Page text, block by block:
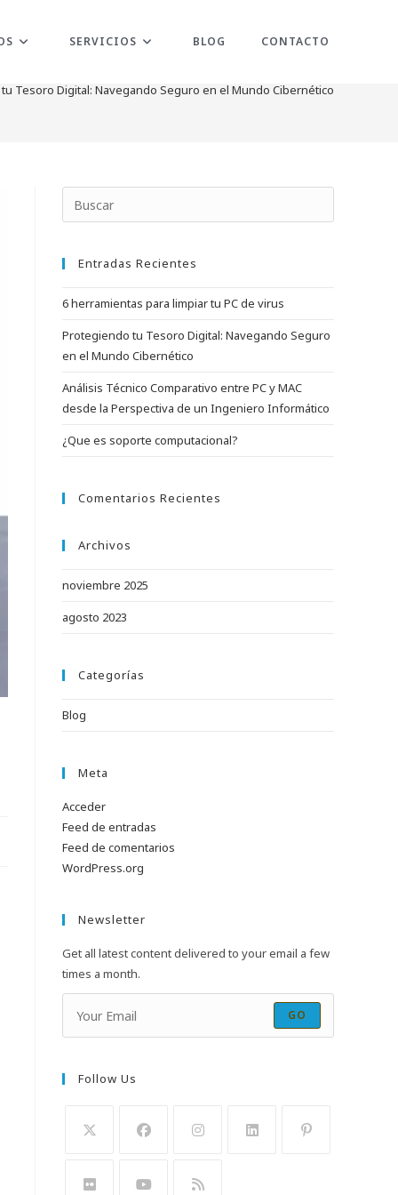
SERVICIOS BLOG CONTACTO
Tesoro Digital: Navegando Seguro en el Mundo Cibernético
Escape
Entradas Recientes
6 herramientas para limpiar tu PC de virus
Protegiendo tu Tesoro Digital: Navegando Seguro
en el Mundo Cibernético
Análisis Técnico Comparativo entre PC y MAC
desde la Perspectiva de un Ingeniero Informático
¿Que es soporte computacional?
Comentarios Recientes
Archivos
noviembre 2025
agosto 2023
Categorías
Blog
Meta
Acceder
Feed de entradas
Feed de comentarios
WordPress.org
Newsletter
Get all latest content delivered to your email a few
times a month.
GO
Follow Us
abre
abre
abre